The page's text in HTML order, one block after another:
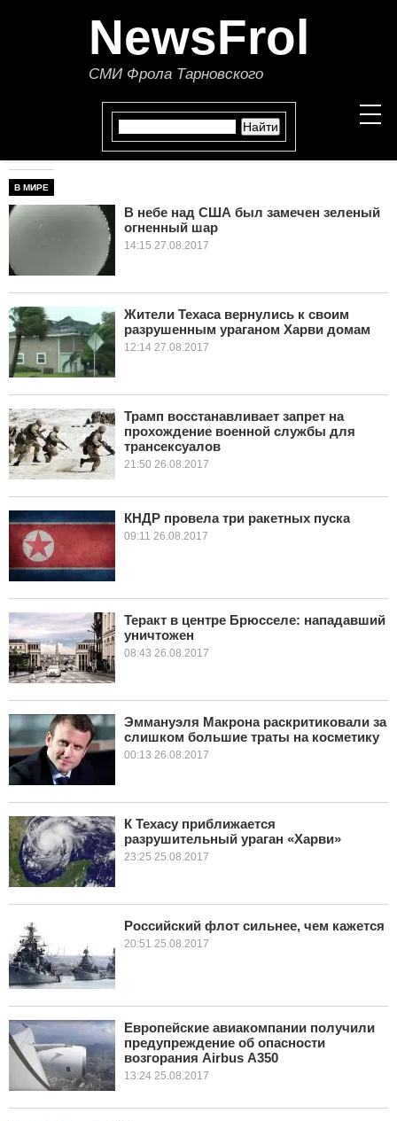
NewsFrol
СМИ Фрола Тарновского
СТАТЬИ
ЭКОНОМИКА
В МИРЕ
ОБЩЕСТВО
КУЛЬТУРА
НАУКА
ЭГОИЗМ
В МИРЕ
В небе над США был замечен зеленый
огненный шар
14:15 27.08.2017
Жители Техаса вернулись к своим
разрушенным ураганом Харви домам
12:14 27.08.2017
Трамп восстанавливает запрет на
прохождение военной службы для
трансексуалов
21:50 26.08.2017
КНДР провела три ракетных пуска
09:11 26.08.2017
Теракт в центре Брюсселе: нападавший
уничтожен
08:43 26.08.2017
Эммануэля Макрона раскритиковали за
слишком большие траты на косметику
00:13 26.08.2017
К Техасу приближается
разрушительный ураган «Харви»
23:25 25.08.2017
Российский флот сильнее, чем кажется
20:51 25.08.2017
Европейские авиакомпании получили
предупреждение об опасности
возгорания Airbus А350
13:24 25.08.2017